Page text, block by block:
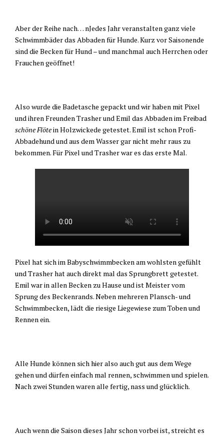
Aber der Reihe nach… nJedes Jahr veranstalten ganz viele
Schwimmbäder das Abbaden für Hunde. Kurz vor Saisonende
sind die Becken für Hund – und manchmal auch Herrchen oder
Frauchen geöffnet!
Also wurde die Badetasche gepackt und wir haben mit Pixel
und ihren Freunden Trasher und Emil das Abbaden im Freibad
schöne Flötein Holzwickede getestet. Emil ist schon Profi-
Abbadehund und aus dem Wasser gar nicht mehr raus zu
bekommen. Für Pixel und Trasher war es das erste Mal.
Pixel hat sich im Babyschwimmbecken am wohlsten gefühlt
und Trasher hat auch direkt mal das Sprungbrett getestet.
Emil war in allen Becken zu Hause und ist Meister vom
Sprung des Beckenrands. Neben mehreren Plansch- und
Schwimmbecken, lädt die riesige Liegewiese zum Toben und
Rennen ein.
Alle Hunde können sich hier also auch gut aus dem Wege
gehen und dürfen einfach mal rennen, schwimmen und spielen.
Nach zwei Stunden waren alle fertig, nass und glücklich.
Auch wenn die Saison dieses Jahr schon vorbei ist, streicht es